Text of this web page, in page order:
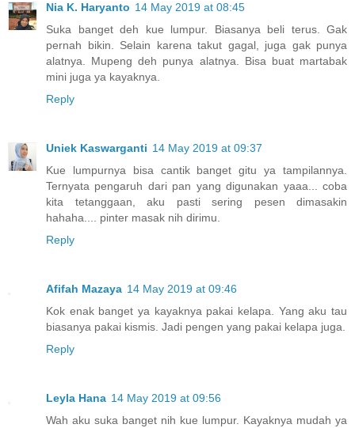
Nia K. Haryanto 14 May 2019 at 08:45
Suka banget deh kue lumpur. Biasanya beli terus. Gak
pernah bikin. Selain karena takut gagal, juga gak punya
alatnya. Mupeng deh punya alatnya. Bisa buat martabak
mini juga ya kayaknya.
Reply
Uniek Kaswarganti 14 May 2019 at 09:37
Kue lumpurnya bisa cantik banget gitu ya tampilannya.
Ternyata pengaruh dari pan yang digunakan yaaa... coba
kita tetanggaan, aku pasti sering pesen dimasakin
hahaha.... pinter masak nih dirimu.
Reply
Afifah Mazaya 14 May 2019 at 09:46
Kok enak banget ya kayaknya pakai kelapa. Yang aku tau
biasanya pakai kismis. Jadi pengen yang pakai kelapa juga.
Reply
Leyla Hana 14 May 2019 at 09:56
Wah aku suka banget nih kue lumpur. Kayaknya mudah ya